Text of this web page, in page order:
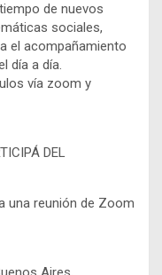
de nuevos
sociales,
el acompañamiento
día a día.
vía zoom y
DEL
una reunión de Zoom